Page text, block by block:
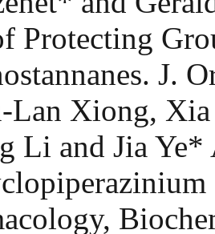
Protecting
J.
Lan Xiong,
Li and Jia